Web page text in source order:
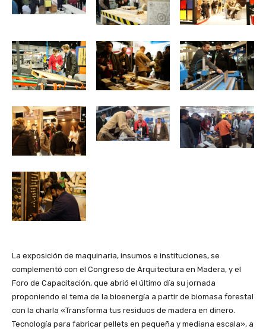
La exposición de maquinaria, insumos e instituciones, se
complementó con el Congreso de Arquitectura en Madera, y el
Foro de Capacitación, que abrió el último día su jornada
proponiendo el tema de la bioenergía a partir de biomasa forestal
con la charla «Transforma tus residuos de madera en dinero.
Tecnología para fabricar pellets en pequeña y mediana escala», a